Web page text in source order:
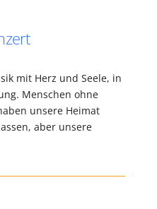
mit Herz und Seele, in
Menschen ohne
unsere Heimat
aber unsere